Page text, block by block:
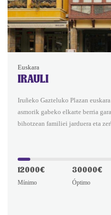
Euskara
IRAULI
Iruñeko Gazteluko Plazan
asmorik gabeko elkarte berria
bihotzean familiei jarduera eta
12000€
Mínimo
30000€
Óptimo